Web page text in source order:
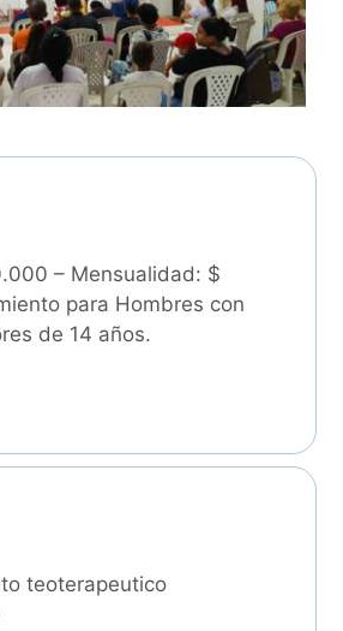
– Mensualidad: $
para Hombres con
de 14 años.
teoterapeutico